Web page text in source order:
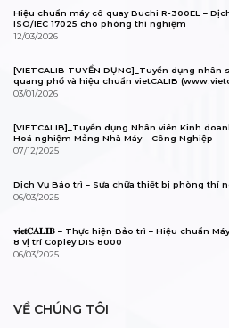
Hiệu chuẩn máy cô quay Buchi R-300EL –
ISO/IEC 17025 cho phòng thí nghiệm
12/03/2026
[VIETCALIB TUYỂN DỤNG]_Tuyển dụng
quang phổ và hiệu chuẩn vietCALIB
03/01/2026
[VIETCALIB]_Tuyển dụng Nhân viên Kinh
Hoá nghiệm Mảng Nhà Máy – Công Nghiệp
07/12/2025
Dịch Vụ Bảo trì – Sửa chữa thiết bị phòng thí
06/03/2025
𝐯𝐢𝐞𝐭𝐂𝐀𝐋𝐈𝐁 – Thực hiện Bảo trì – Hiệu chuẩn
8 vị trí Copley DIS 8000
06/03/2025
VỀ CHÚNG TÔI